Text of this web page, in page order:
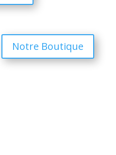
Notre Boutique